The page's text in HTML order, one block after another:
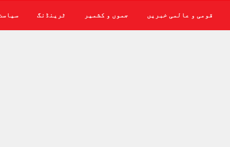
ٹرینڈنگ جموں و کشمیر قومی و عالمی خبریں